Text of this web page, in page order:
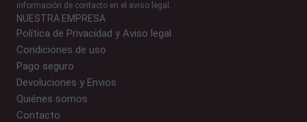
información de contacto en el aviso legal.
NUESTRA EMPRESA
Política de Privacidad y Aviso legal
Condiciones de uso
Pago seguro
Devoluciones y Envios
Quiénes somos
Contacto